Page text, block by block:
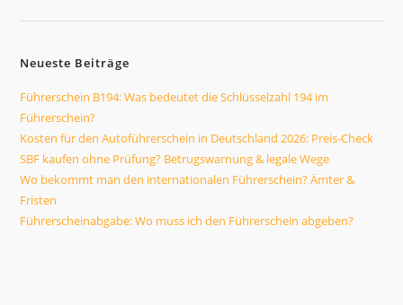
Zeiten
Neueste Beiträge
Führerschein B194: Was bedeutet die Schlüsselzahl 194 im
Führerschein?
Kosten für den Autoführerschein in Deutschland 2026: Preis-Check
SBF kaufen ohne Prüfung? Betrugswarnung & legale Wege
Wo bekommt man den internationalen Führerschein? Ämter &
Fristen
Führerscheinabgabe: Wo muss ich den Führerschein abgeben?